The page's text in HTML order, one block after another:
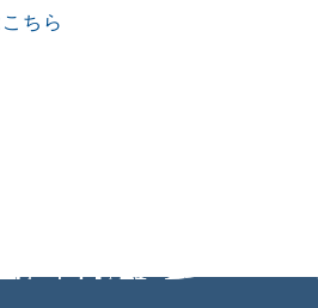
ちら